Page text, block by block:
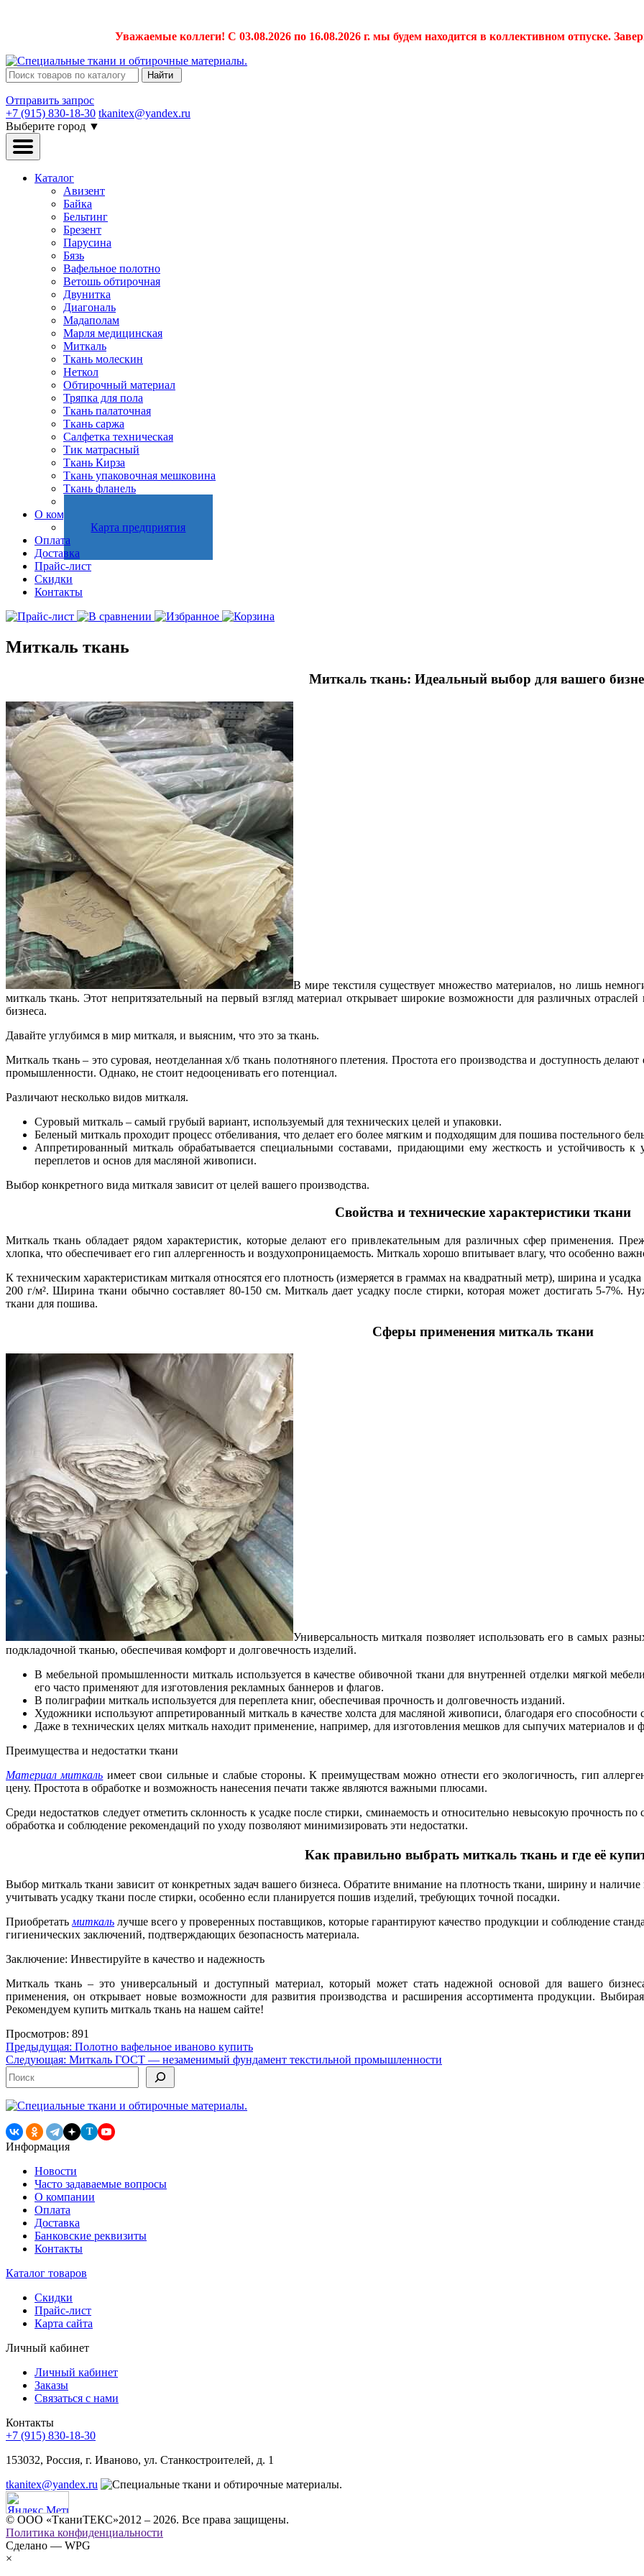
Уважаемые коллеги! С 03.08.2026 по 16.08.2026 г. мы будем находится в коллективном отпуске.
Найти
Отправить запрос
+7 (915) 830-18-30 tkanitex@yandex.ru
Выберите город ▼
Каталог
Авизент
Байка
Бельтинг
Брезент
Парусина
Бязь
Вафельное полотно
Ветошь обтирочная
Двунитка
Диагональ
Мадаполам
Марля медицинская
Миткаль
Ткань молескин
Неткол
Обтирочный материал
Тряпка для пола
Ткань палаточная
Ткань саржа
Салфетка техническая
Тик матрасный
Ткань Кирза
Ткань упаковочная мешковина
Ткань фланель
О компании
Карта предприятия
Оплата
Доставка
Прайс-лист
Скидки
Контакты
Миткаль ткань
Миткаль ткань: Идеальный выбор для вашего
В мире текстиля существует множество материалов, но лишь
миткаль ткань. Этот непритязательный на первый взгляд материал открывает широкие возможности для различных
бизнеса.
Давайте углубимся в мир миткаля, и выясним, что это за ткань.
Миткаль ткань – это суровая, неотделанная х/б ткань полотняного плетения. Простота его производства и доступность
промышленности. Однако, не стоит недооценивать его потенциал.
Различают несколько видов миткаля.
Суровый миткаль – самый грубый вариант, используемый для технических целей и упаковки.
Беленый миткаль проходит процесс отбеливания, что делает его более мягким и подходящим для пошива постельного
Аппретированный миткаль обрабатывается специальными составами, придающими ему жесткость и устойчивость
переплетов и основ для масляной живописи.
Выбор конкретного вида миткаля зависит от целей вашего производства.
Свойства и технические характеристики ткани
Миткаль ткань обладает рядом характеристик, которые делают его привлекательным для различных сфер применения.
хлопка, что обеспечивает его гип аллергенность и воздухопроницаемость. Миткаль хорошо впитывает влагу, что особенно
К техническим характеристикам миткаля относятся его плотность (измеряется в граммах на квадратный метр), ширина и
200 г/м². Ширина ткани обычно составляет 80-150 см. Миткаль дает усадку после стирки, которая может достигать 5-7%.
ткани для пошива.
Сферы применения миткаль ткани
Универсальность миткаля позволяет использовать его в самых
подкладочной тканью, обеспечивая комфорт и долговечность изделий.
В мебельной промышленности миткаль используется в качестве обивочной ткани для внутренней отделки мягкой
его часто применяют для изготовления рекламных баннеров и флагов.
В полиграфии миткаль используется для переплета книг, обеспечивая прочность и долговечность изданий.
Художники используют аппретированный миткаль в качестве холста для масляной живописи, благодаря его
Даже в технических целях миткаль находит применение, например, для изготовления мешков для сыпучих материалов и
Преимущества и недостатки ткани
Материал миткаль имеет свои сильные и слабые стороны. К преимуществам можно отнести его экологичность, гип
цену. Простота в обработке и возможность нанесения печати также являются важными плюсами.
Среди недостатков следует отметить склонность к усадке после стирки, сминаемость и относительно невысокую прочность
обработка и соблюдение рекомендаций по уходу позволяют минимизировать эти недостатки.
Как правильно выбрать миткаль ткань и где её
Выбор миткаль ткани зависит от конкретных задач вашего бизнеса. Обратите внимание на плотность ткани, ширину и
учитывать усадку ткани после стирки, особенно если планируется пошив изделий, требующих точной посадки.
Приобретать миткаль лучше всего у проверенных поставщиков, которые гарантируют качество продукции и соблюдение
гигиенических заключений, подтверждающих безопасность материала.
Заключение: Инвестируйте в качество и надежность
Миткаль ткань – это универсальный и доступный материал, который может стать надежной основой для вашего
применения, он открывает новые возможности для развития производства и расширения ассортимента продукции.
Рекомендуем купить миткаль ткань на нашем сайте!
Просмотров: 891
Навигация
по
записям
Предыдущая: Полотно вафельное иваново купить
Следующая: Миткаль ГОСТ — незаменимый фундамент текстильной промышленности
Поиск
T
Информация
Новости
Часто задаваемые вопросы
О компании
Оплата
Доставка
Банковские реквизиты
Контакты
Каталог товаров
Скидки
Прайс-лист
Карта сайта
Личный кабинет
Личный кабинет
Заказы
Связаться с нами
Контакты
+7 (915) 830-18-30
153032, Россия, г. Иваново, ул. Станкостроителей, д. 1
tkanitex@yandex.ru
© ООО «ТканиТЕКС»2012 – 2026. Все права защищены.
Политика конфиденциальности
Сделано — WPG
×